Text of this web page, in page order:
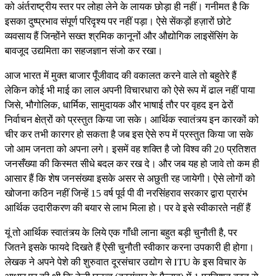
को अंर्तराष्ट्रीय स्तर पर लोहा लेने के लायक छोड़ा ही नहीं। गनीमत है कि
इसका दुष्प्रभाव संपूर्ण परिदृश्य पर नहीं पड़ा। ऐसे सेंकड़ों हज़ारों छोटे
व्यवसाय हैं जिन्होंने सख्त श्रमिक कानूनों और औद्योगिक लाइसेंसिंग के
बावजूद उद्यमिता का सहजज्ञान संजो कर रखा।
आज भारत में मुक्त बाजार पूँजीवाद की वकालत करने वाले तो बहुतेरे हैं
लेकिन कोई भी माई का लाल अपनी विचारधारा को ऐसे रूप में ढाल नहीं पाया
जिसे, भौगोलिक, धार्मिक, सामुदायक और भाषाई तौर पर वृहद इन ढेरों
निर्वाचन क्षेत्रों को प्रस्तुत किया जा सके। आर्थिक स्वातंत्र्य इन कारकों को
चीर कर तभी कारगर हो सकता है जब इस ऐसे रुप में प्रस्तुत किया जा सके
जो आम जनता को अपना लगे। इसमें वह शक्ति है जो विश्व की 20 प्रतिशत
जनसँख्या की किस्मत सीधे बदल कर रख दे। और जब यह हो जावे तो कम ही
आसार हैं कि शेष जनसंख्या इसके असर से अछुती रह जायेगी। ऐसे लोगों को
खोजना कठिन नहीं जिन्हें 15 वर्ष पूर्व पी वी नरसिंहराव सरकार द्वारा प्रारंभ
आर्थिक उदारीकरण की बयार से लाभ मिला हो। पर वे इसे स्वीकारते नहीं हैं
यूं तो आर्थिक स्वातंत्र्य के लिये एक गाँधी लाना बहुत बड़ी चुनौती है, पर
जितने इसके फायदे दिखते हैं ऐसी चुनौती स्वीकार करना उपकारी ही होगा।
लेखक ने अपने पेशे की शुरुवात दूरसंचार उद्योग से ITU के इस विचार के